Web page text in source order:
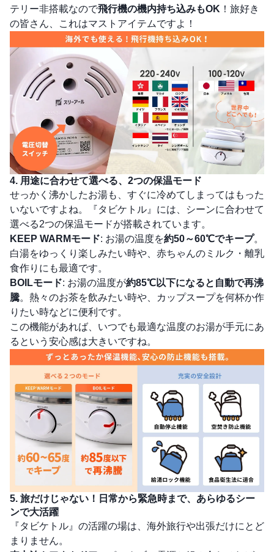
テリー非搭載なので飛行機の機内持ち込みもOK ！旅好き
の皆さん、これはマストアイテムですよ！
4. 用途に合わせて選べる、2つの保温モード
せっかく沸かしたお湯も、すぐに冷めてしまってはもった
いないですよね。『タビケトル』には、シーンに合わせて
選べる2つの保温モードが搭載されています。
KEEP WARMモード: お湯の温度を約50～60℃でキープ。
白湯をゆっくり楽しみたい時や、赤ちゃんのミルク・離乳
食作りにも最適です。
BOILモード: お湯の温度が約85℃以下になると自動で再沸
騰。熱々のお茶を飲みたい時や、カップスープを何杯か作
りたい時などに便利です。
この機能があれば、いつでも最適な温度のお湯が手元にあ
るという安心感は大きいですね。
5. 旅だけじゃない！日常から緊急時まで、あらゆるシー
ンで大活躍
『タビケトル』の活躍の場は、海外旅行や出張だけにとど
まりません。